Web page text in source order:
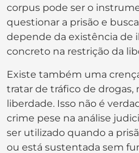
corpus pode ser o
questionar a prisão e
depende da existência de
concreto na restrição da
Existe também uma
tratar de tráfico de drogas,
liberdade. Isso não é
crime pese na análise
ser utilizado quando a
ou está sustentada sem